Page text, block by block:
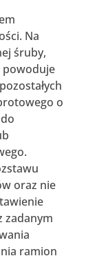
Na
śruby,
powoduje
o
oraz nie
zadanym
ramion